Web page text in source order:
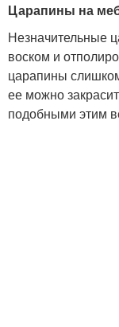
Царапины на
Незначительные
воском и
царапины
ее можно
подобными этим